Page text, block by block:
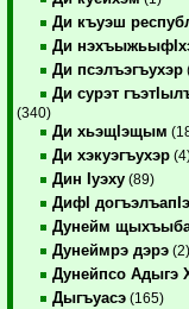
Ди къуэш
Ди
Ди псэлъэгъухэр
Ди сурэт
(340)
Ди хьэщIэщым
Ди хэкуэгъухэр
Дин Iуэху (89)
ДифI догъэлъапIэ
Дунейм
Дунеймрэ дэрэ (2)
Дунейпсо Адыгэ
Дыгъуасэ (165)